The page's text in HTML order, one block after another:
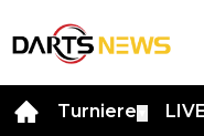
Turniere LIVE